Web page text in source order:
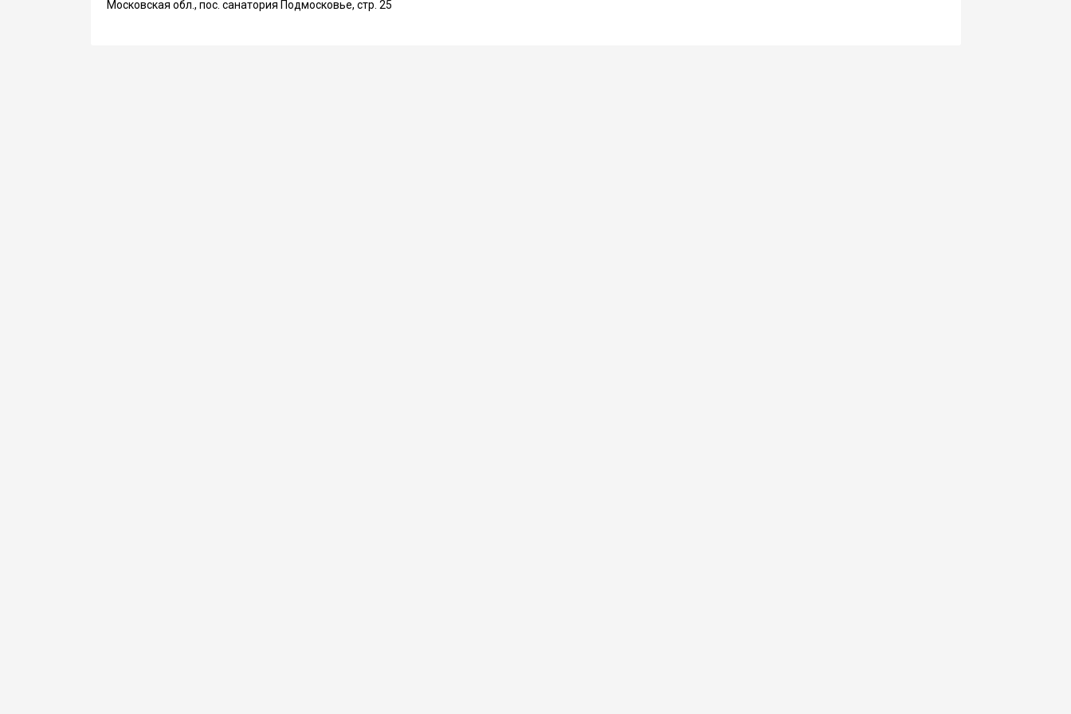
Московская обл., пос. санатория Подмосковье, стр. 25